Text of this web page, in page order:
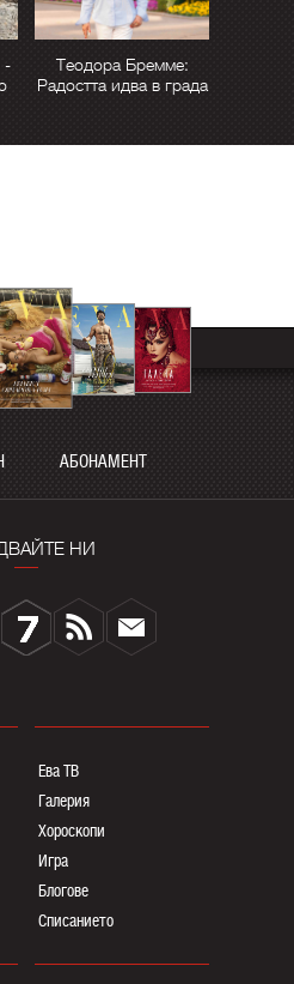
-
Теодора Бремме:
Радостта идва в града
АБОНАМЕНТ
НИ
Ева ТВ
Галерия
Хороскопи
Игра
Блогoве
Списанието